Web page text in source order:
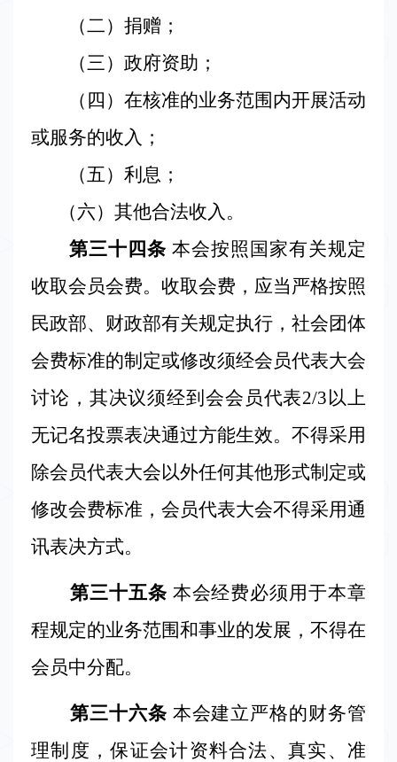
（二）捐赠；
（三）政府资助；
（四）在核准的业务范围内开展活动
或服务的收入；
（五）利息；
（六）其他合法收入。
第三十四条 本会按照国家有关规定
收取会员会费。收取会费，应当严格按照
民政部、财政部有关规定执行，社会团体
会费标准的制定或修改须经会员代表大会
讨论，其决议须经到会会员代表2/3 以上
无记名投票表决通过方能生效。不得采用
除会员代表大会以外任何其他形式制定或
修改会费标准，会员代表大会不得采用通
讯表决方式。
第三十五条 本会经费必须用于本章
程规定的业务范围和事业的发展，不得在
会员中分配。
第三十六条 本会建立严格的财务管
理制度，保证会计资料合法、真实、准